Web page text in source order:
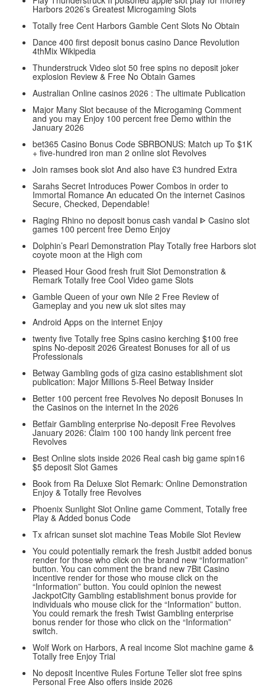
Harbors 2026’s Greatest Microgaming Slots
Totally free Cent Harbors Gamble Cent Slots No Obtain
Dance 400 first deposit bonus casino Dance Revolution
4thMix Wikipedia
Thunderstruck Video slot 50 free spins no deposit joker
explosion Review & Free No Obtain Games
Australian Online casinos 2026 : The ultimate Publication
Major Many Slot because of the Microgaming Comment
and you may Enjoy 100 percent free Demo within the
January 2026
bet365 Casino Bonus Code SBRBONUS: Match up To $1K
+ five-hundred iron man 2 online slot Revolves
Join ramses book slot And also have £3 hundred Extra
Sarahs Secret Introduces Power Combos in order to
Immortal Romance An educated On the internet Casinos
Secure, Checked, Dependable!
Raging Rhino no deposit bonus cash vandal ᐈ Casino slot
games 100 percent free Demo Enjoy
Dolphin’s Pearl Demonstration Play Totally free Harbors slot
coyote moon at the High com
Pleased Hour Good fresh fruit Slot Demonstration &
Remark Totally free Cool Video game Slots
Gamble Queen of your own Nile 2 Free Review of
Gameplay and you new uk slot sites may
Android Apps on the internet Enjoy
twenty five Totally free Spins casino kerching $100 free
spins No-deposit 2026 Greatest Bonuses for all of us
Professionals
Betway Gambling gods of giza casino establishment slot
publication: Major Millions 5-Reel Betway Insider
Better 100 percent free Revolves No deposit Bonuses In
the Casinos on the internet In the 2026
Betfair Gambling enterprise No-deposit Free Revolves
January 2026: Claim 100 100 handy link percent free
Revolves
Best Online slots inside 2026 Real cash big game spin16
$5 deposit Slot Games
Book from Ra Deluxe Slot Remark: Online Demonstration
Enjoy & Totally free Revolves
Phoenix Sunlight Slot Online game Comment, Totally free
Play & Added bonus Code
Tx african sunset slot machine Teas Mobile Slot Review
You could potentially remark the fresh Justbit added bonus
render for those who click on the brand new “Information”
button. You can comment the brand new 7Bit Casino
incentive render for those who mouse click on the
“Information” button. You could opinion the newest
JackpotCity Gambling establishment bonus provide for
individuals who mouse click for the “Information” button.
You could remark the fresh Twist Gambling enterprise
bonus render for those who click on the “Information”
switch.
Wolf Work on Harbors, A real income Slot machine game &
Totally free Enjoy Trial
No deposit Incentive Rules Fortune Teller slot free spins
Personal Free Also offers inside 2026